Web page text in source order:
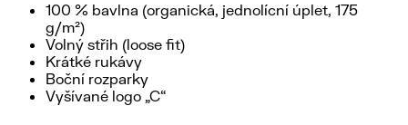
100 % bavlna (organická, jednolícní úplet, 175
g/m²)
Volný střih (loose fit)
Krátké rukávy
Boční rozparky
Vyšívané logo „C“